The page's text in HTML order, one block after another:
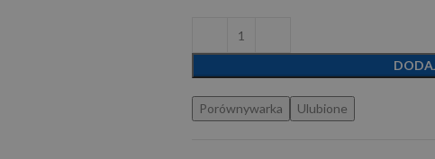
Porównywarka Ulubione